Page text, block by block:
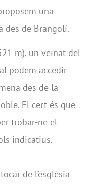
una
des de Brangolí.
m), un veïnat del
podem accedir
des de la
El cert és que
trobar-ne el
indicatius.
de l’església